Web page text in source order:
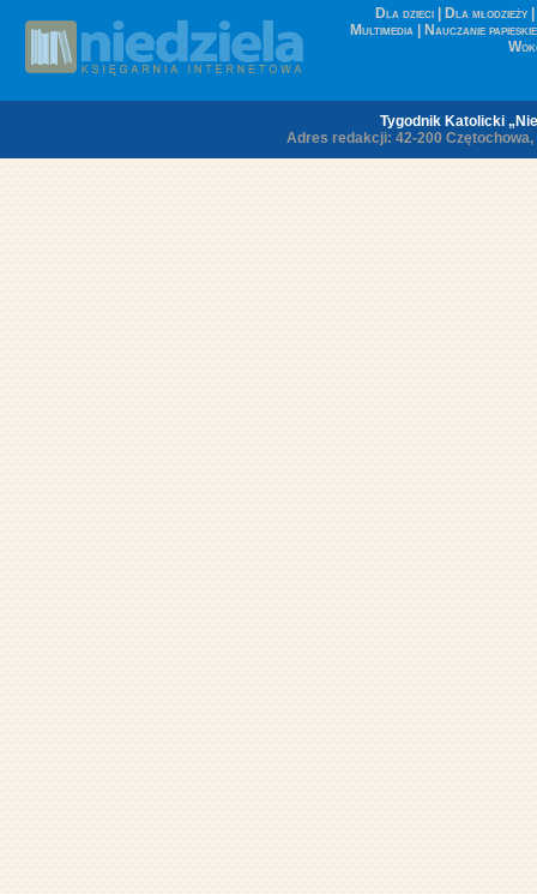
Dla dzieci Dla młodzieży
Multimedia| Nauczanie papieskie
Tygodnik Katolicki
Adres redakcji: 42-200 Czętochowa,